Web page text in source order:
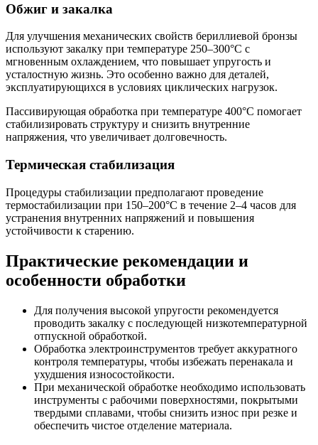
Обжиг и закалка
Для улучшения механических свойств бериллиевой бронзы
используют закалку при температуре 250–300°C с
мгновенным охлаждением, что повышает упругость и
усталостную жизнь. Это особенно важно для деталей,
эксплуатирующихся в условиях циклических нагрузок.
Пассивирующая обработка при температуре 400°C помогает
стабилизировать структуру и снизить внутренние
напряжения, что увеличивает долговечность.
Термическая стабилизация
Процедуры стабилизации предполагают проведение
термостабилизации при 150–200°C в течение 2–4 часов для
устранения внутренних напряжений и повышения
устойчивости к старению.
Практические рекомендации и
особенности обработки
Для получения высокой упругости рекомендуется
проводить закалку с последующей низкотемпературной
отпускной обработкой.
Обработка электроинструментов требует аккуратного
контроля температуры, чтобы избежать перенакала и
ухудшения износостойкости.
При механической обработке необходимо использовать
инструменты с рабочими поверхностями, покрытыми
твердыми сплавами, чтобы снизить износ при резке и
обеспечить чистое отделение материала.